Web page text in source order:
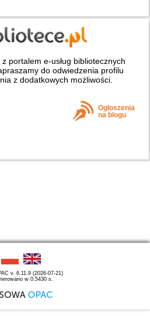
portalem e-usług bibliotecznych
do odwiedzenia profilu
z dodatkowych możliwości.
Ogłoszenia
na blogu
v. 6.11.9 (2026-07-21)
w 0,5430 s.